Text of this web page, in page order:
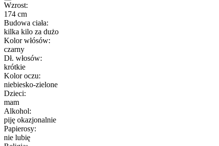
Wzrost:
174 cm
Budowa ciała:
kilka kilo za dużo
Kolor włósów:
czarny
Dł. włosów:
krótkie
Kolor oczu:
niebiesko-zielone
Dzieci:
mam
Alkohol:
piję okazjonalnie
Papierosy:
nie lubię